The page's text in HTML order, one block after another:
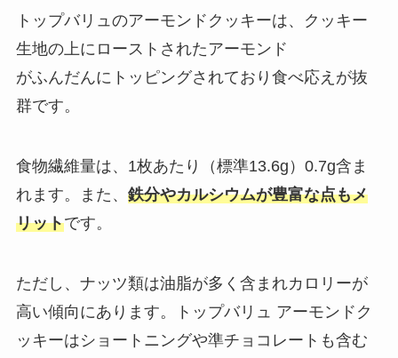
トップバリュのアーモンドクッキーは、クッキー
生地の上にローストされたアーモンド
がふんだんにトッピングされており食べ応えが抜
群です。
食物繊維量は、1枚あたり（標準13.6g）0.7g含ま
れます。また、 鉄分やカルシウムが豊富な点もメ
リットです。
ただし、ナッツ類は油脂が多く含まれカロリーが
高い傾向にあります。トップバリュ アーモンドク
ッキーはショートニングや準チョコレートも含む